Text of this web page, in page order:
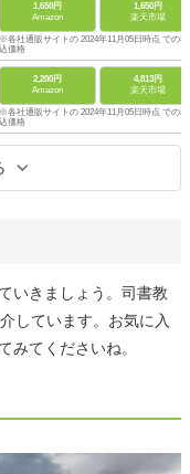
1,650円
Amazon
1,650円
楽天市場
※各社通販サイトの 2024年11月05日時点 での税
込価格
2,200円
Amazon
4,813円
楽天市場
※各社通販サイトの 2024年11月05日時点 での税
込価格
いきましょう。司書教
しています。お気に入
みてくださいね。